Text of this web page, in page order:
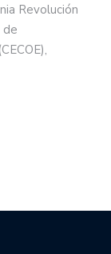
Revolución
de